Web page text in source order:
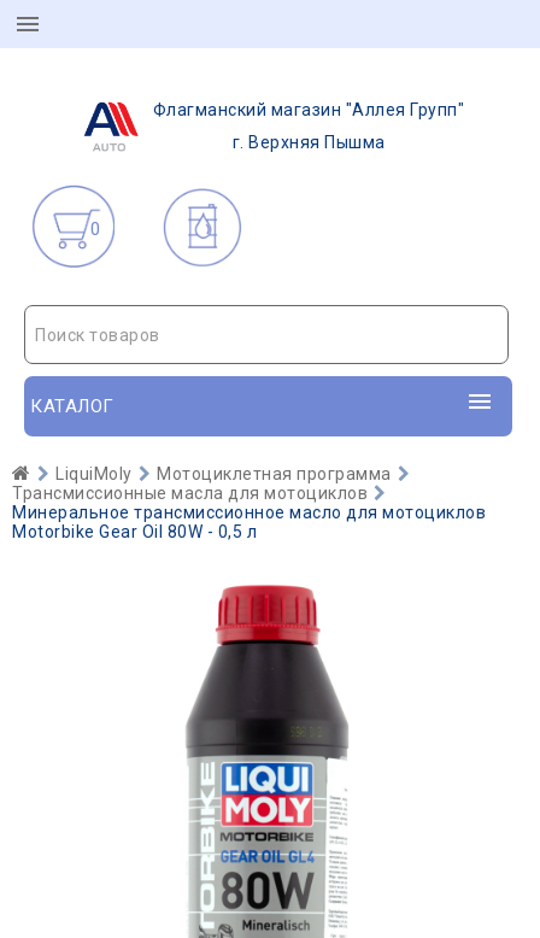
Флагманский магазин "Аллея Групп"
г. Верхняя Пышма
0
Поиск товаров
КАТАЛОГ
LiquiMoly
Мотоциклетная программа
Трансмиссионные масла для мотоциклов
Минеральное трансмиссионное масло для мотоциклов
Motorbike Gear Oil 80W - 0,5 л